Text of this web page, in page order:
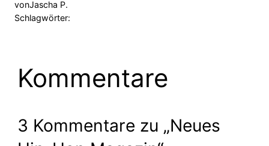
vonJascha P.
Schlagwörter:
Kommentare
3 Kommentare zu „Neues